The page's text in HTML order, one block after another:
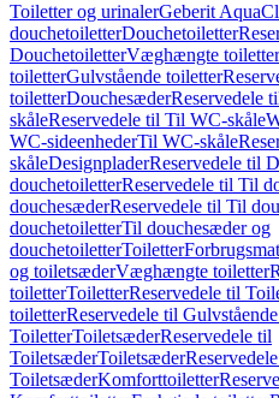
Toiletter og urinalerGeberit
douchetoiletterDouchetoiletter
DouchetoiletterVæghængte toiletter
toiletterGulvstående toiletter
toiletterDouchesæderReservedele
skåleReservedele til Til WC-skåle
WC-sideenhederTil WC-skåle
skåleDesignpladerReservedele til
douchetoiletterReservedele til Til
douchesæderReservedele til Til
douchetoiletterTil douchesæder og
douchetoiletterToiletter
og toiletsæderVæghængte toiletter
toiletterToiletterReservedele til
toiletterReservedele til
ToiletterToiletsæderReservedele til
ToiletsæderToiletsæder
ToiletsæderKomforttoiletter